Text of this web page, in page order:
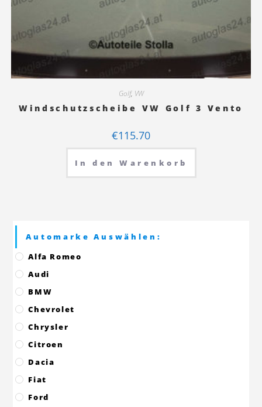
Golf, VW
Windschutzscheibe VW Golf 3 Vento
€115.70
In den Warenkorb
Automarke Auswählen:
Alfa Romeo
Audi
BMW
Chevrolet
Chrysler
Citroen
Dacia
Fiat
Ford